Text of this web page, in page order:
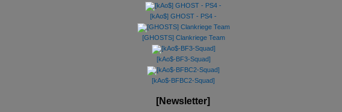
[kAo$] GHOST - PS4 -
[GHOSTS] Clankriege Team
[kAo$-BF3-Squad]
[kAo$-BFBC2-Squad]
[Newsletter]